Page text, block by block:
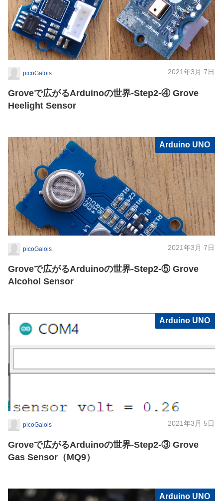
picoGalois 2021年3月 7日
Groveで広がるArduinoの世界-Step2-④ Grove
Heelight Sensor
Arduino UNO
picoGalois 2021年3月 7日
Groveで広がるArduinoの世界-Step2-⑤ Grove
Alcohol Sensor
Arduino UNO
picoGalois 2021年3月 5日
Groveで広がるArduinoの世界-Step2-③ Grove
Gas Sensor（MQ9）
Arduino UNO